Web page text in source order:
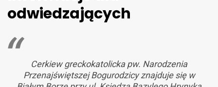
odwiedzających
Cerkiew greckokatolicka pw. Narodzenia
Przenajświętszej Bogurodzicy znajduje się w